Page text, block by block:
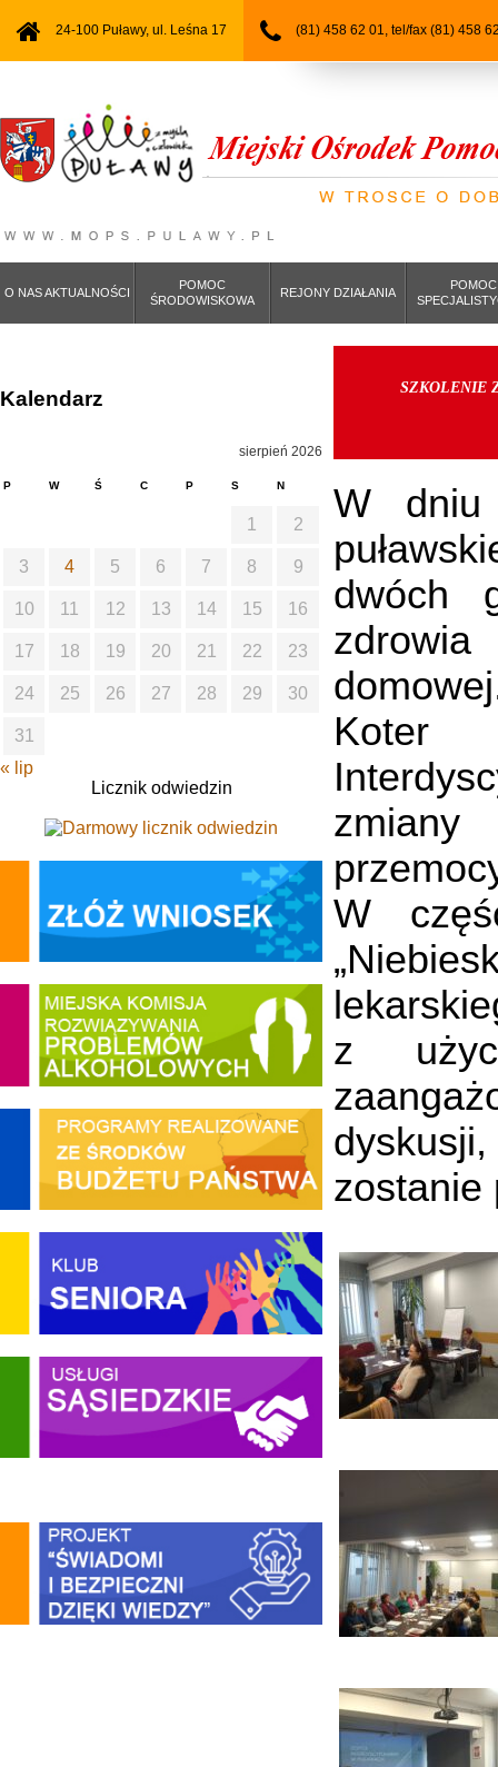
24-100 Puławy, ul. Leśna 17 (81) 458 62 01, tel/fax (81) 458
O NAS AKTUALNOŚCI
POMOC
ŚRODOWISKOWA
REJONY DZIAŁANIA
POMOC
SZKOLENIE
W dniu
dwóch
Koter
zmiany
W
z
zostanie
Kalendarz
sierpień 2026
P W Ś C P S N
1 2
3 4 5 6 7 8 9
10 11 12 13 14 15 16
17 18 19 20 21 22 23
24 25 26 27 28 29 30
31
« lip
Licznik odwiedzin